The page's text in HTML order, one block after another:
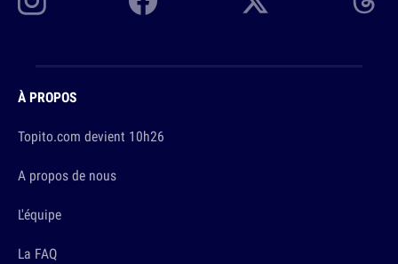
À PROPOS
Topito.com devient 10h26
A propos de nous
L'équipe
La FAQ